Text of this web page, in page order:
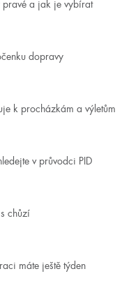
pravé a jak je vybírat
dopravy
k procházkám a výletům
v průvodci PID
chůzí
máte ještě týden